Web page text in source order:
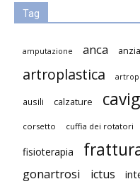
Tag
amputazione anca
artroplastica
ausili calzature
corsetto cuffia dei rotatori
fisioterapia
gonartrosi ictus